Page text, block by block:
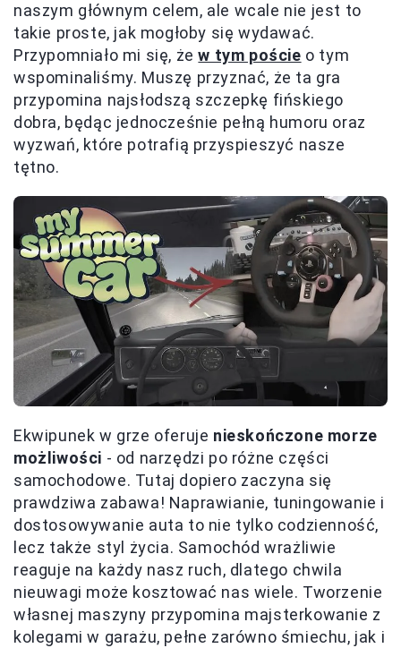
naszym głównym celem, ale wcale nie jest to
takie proste, jak mogłoby się wydawać.
Przypomniało mi się, żew tym poście o tym
wspominaliśmy. Muszę przyznać, że ta gra
przypomina najsłodszą szczepkę fińskiego
dobra, będąc jednocześnie pełną humoru oraz
wyzwań, które potrafią przyspieszyć nasze
tętno.
Ekwipunek w grze oferuje nieskończone morze
możliwości - od narzędzi po różne części
samochodowe. Tutaj dopiero zaczyna się
prawdziwa zabawa! Naprawianie, tuningowanie i
dostosowywanie auta to nie tylko codzienność,
lecz także styl życia. Samochód wrażliwie
reaguje na każdy nasz ruch, dlatego chwila
nieuwagi może kosztować nas wiele. Tworzenie
własnej maszyny przypomina majsterkowanie z
kolegami w garażu, pełne zarówno śmiechu, jak i